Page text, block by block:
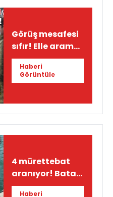
Görüş mesafesi
sıfır! Elle arama
yapılıyor!
Haberi
Görüntüle
4 mürettebat
aranıyor! Batan
geminin
Haberi